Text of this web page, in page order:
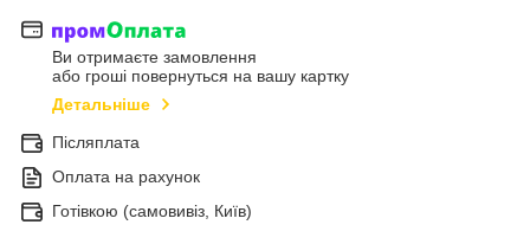
Ви отримаєте замовлення
або гроші повернуться на вашу картку
Детальніше
Післяплата
Оплата на рахунок
Готівкою (самовивіз, Київ)